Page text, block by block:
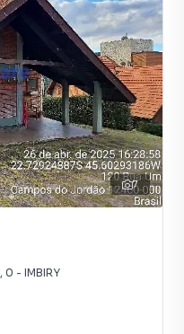
7
, 0 - IMBIRY